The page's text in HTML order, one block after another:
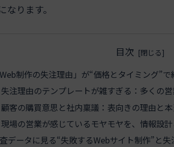
なります。
目次
Web制作の失注理由」が“価格とタイミング”
失注理由のテンプレートが雑すぎる：多くの
顧客の購買意思と社内稟議：表向きの理由と
現場の営業が感じているモヤモヤを、情報設
データに見る“失敗するWebサイト制作”と